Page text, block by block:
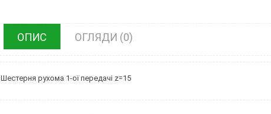
ОПИС ОГЛЯДИ (0)
Шестерня рухома 1-ої передачі z=15